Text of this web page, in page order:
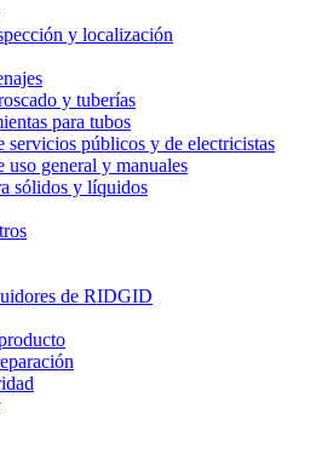
y localización
y tuberías
para tubos
servicios públicos y de electricistas
uso general y manuales
sólidos y líquidos
de RIDGID